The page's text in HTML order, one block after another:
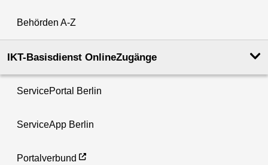
Behörden A-Z
IKT-Basisdienst OnlineZugänge
ServicePortal Berlin
ServiceApp Berlin
Portalverbund